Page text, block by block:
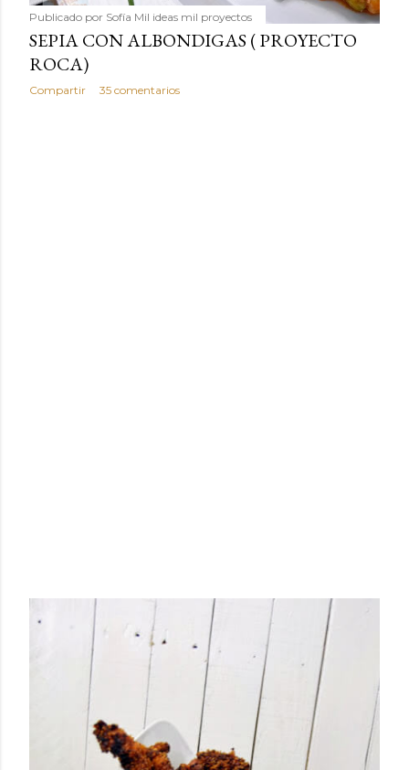
Publicado por Sofía Mil ideas mil proyectos
SEPIA CON ALBONDIGAS ( PROYECTO
ROCA)
Compartir 35 comentarios